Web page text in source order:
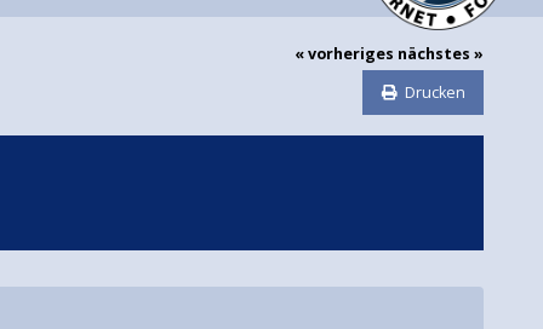
« vorheriges nächstes »
Drucken